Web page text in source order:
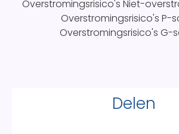
Overstromingsrisico's Niet-
Overstromingsrisico's P-
Overstromingsrisico's G-
Delen